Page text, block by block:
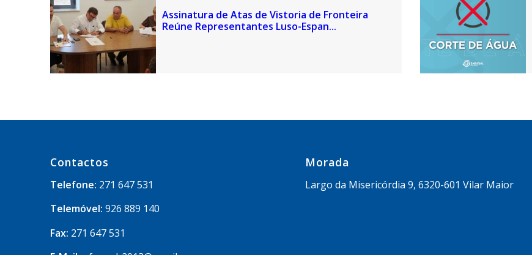
Assinatura de Atas de Vistoria de Fronteira
Reúne Representantes Luso-Espan...
Contactos
Telefone: 271 647 531
Telemóvel: 926 889 140
Fax: 271 647 531
Morada
Largo da Misericórdia 9, 6320-601 Vilar Maior